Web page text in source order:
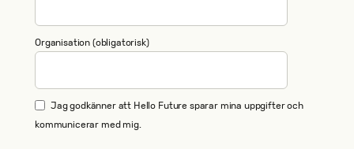
Organisation (obligatorisk)
Jag godkänner att Hello Future sparar mina uppgifter och
kommunicerar med mig.